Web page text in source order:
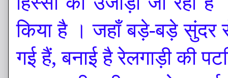
किया है । जहाँ बड़े-बड़े सुंदर
गई हैं, बनाई है रेलगाड़ी की